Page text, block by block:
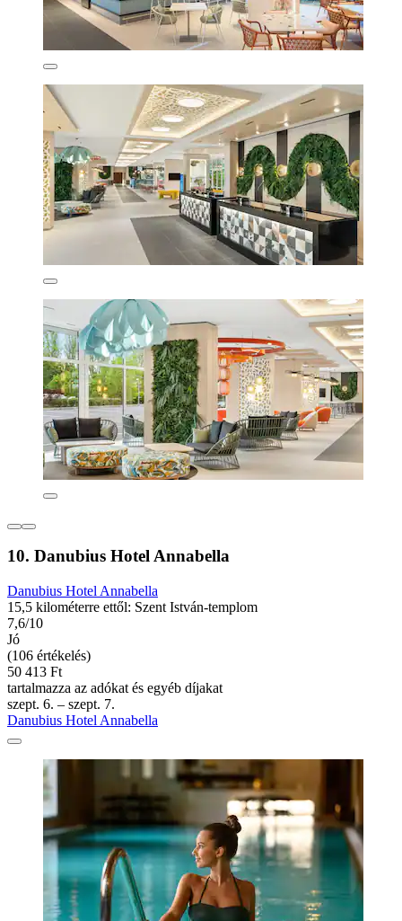
10. Danubius Hotel Annabella
Danubius Hotel Annabella
15,5 kilométerre ettől: Szent István-templom
7,6/10
Jó
(106 értékelés)
50 413 Ft
tartalmazza az adókat és egyéb díjakat
szept. 6. – szept. 7.
Danubius Hotel Annabella